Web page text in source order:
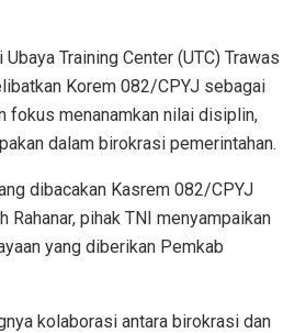
Training Center (UTC) Trawas
Korem 082/CPYJ sebagai
fokus menanamkan nilai disiplin,
dalam birokrasi pemerintahan.
dibacakan Kasrem 082/CPYJ
Rahanar, pihak TNI menyampaikan
yang diberikan Pemkab
kolaborasi antara birokrasi dan